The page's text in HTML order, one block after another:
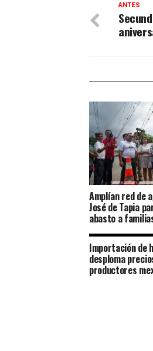
ANTES
Amplían red de
José de Tapia
abasto a
Importación de
desploma
productores